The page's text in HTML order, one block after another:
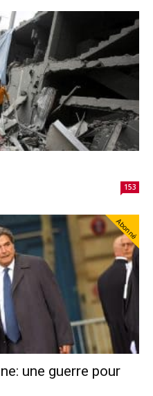
153
Abonné
une guerre pour